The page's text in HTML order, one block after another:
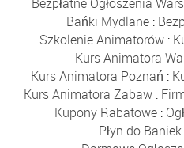
Bańki Mydlane:
Szkolenie Animatorów:
Kurs Animatora
Kurs Animatora Poznań :
Kurs Animatora Zabaw :
Kupony Rabatowe :
Płyn do